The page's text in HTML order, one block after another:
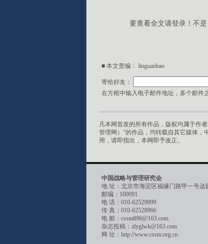
要查看全文请登录！不
■ 本文责编： linguanbao
寄给好友：
在方框中输入电子邮件地址，多个邮件
凡本网首发的所有作品，版权均属于作
管理网）”的作品，均转载自其它媒体
用，请即指出，本网即予改正。
中国战略与管理研究会
地 址：北京市海淀区福缘门路甲一号达
邮编：100091
电 话：010-62529899
传 真：010-62528966
电 邮：cssm896@163.com
杂志投稿：zlyglwk@163.com
网 址：http://www.cssm.org.cn